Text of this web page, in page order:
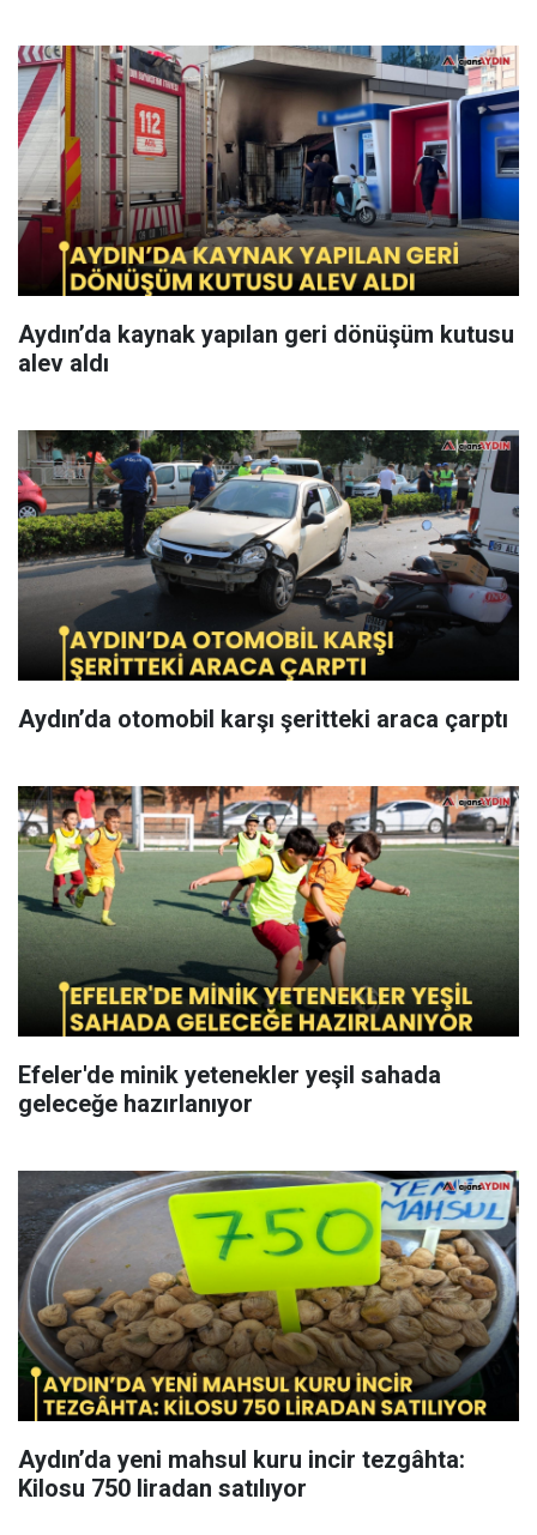
Aydın’da kaynak yapılan geri dönüşüm kutusu
alev aldı
Aydın’da otomobil karşı şeritteki araca çarptı
Efeler'de minik yetenekler yeşil sahada
geleceğe hazırlanıyor
Aydın’da yeni mahsul kuru incir tezgâhta:
Kilosu 750 liradan satılıyor